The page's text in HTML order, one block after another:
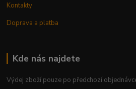
Kontakty
Doprava a platba
Kde nás najdete
Výdej zboží pouze po předchozí